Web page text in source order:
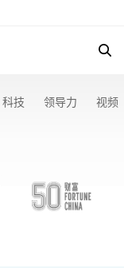
科技 领导力 视频